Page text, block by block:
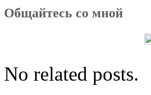
Общайтесь со мной
No related posts.